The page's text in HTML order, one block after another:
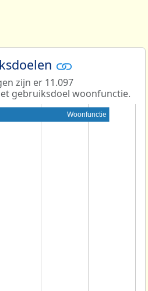
zijn er 11.097
gebruiksdoel woonfunctie.
Woonfunctie